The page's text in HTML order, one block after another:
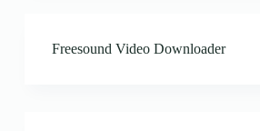
Freesound Video Downloader